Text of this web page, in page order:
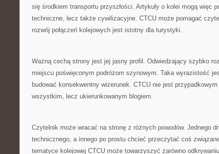
się środkiem transportu przyszłości. Artykuły o kolei mogą więc
techniczne, lecz także cywilizacyjne. CTCU może pomagać
rozwój połączeń kolejowych jest istotny dla turystyki.
Ważną cechą strony jest jej jasny profil. Odwiedzający szybko
miejscu poświęconym podróżom szynowym. Taka wyrazistość
budować konsekwentny wizerunek. CTCU nie jest
wszystkim, lecz ukierunkowanym blogiem.
Czytelnik może wracać na stronę z różnych powodów. Jednego
technicznego, a innego po prostu chcieć przeczytać coś
tematyce kolejowej CTCU może towarzyszyć zarówno